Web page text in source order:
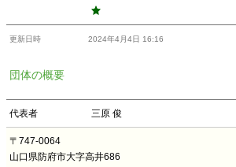
更新日時 2024年4月4日 16:16
団体の概要
代表者 三原 俊
〒747-0064
山口県防府市大字高井686